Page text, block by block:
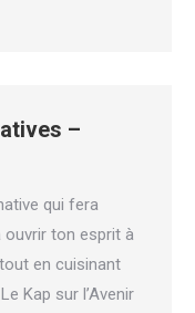
–
qui fera
ton esprit à
en cuisinant
Kap sur l’Avenir